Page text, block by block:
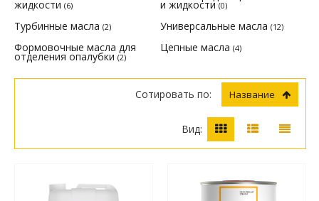
жидкости (6) и жидкости(0)
Турбинные масла (2) Универсальные масла (12)
Формовочные масла для
отделения опалубки (2)
Цепные масла (4)
Сотировать по: Название
Вид: